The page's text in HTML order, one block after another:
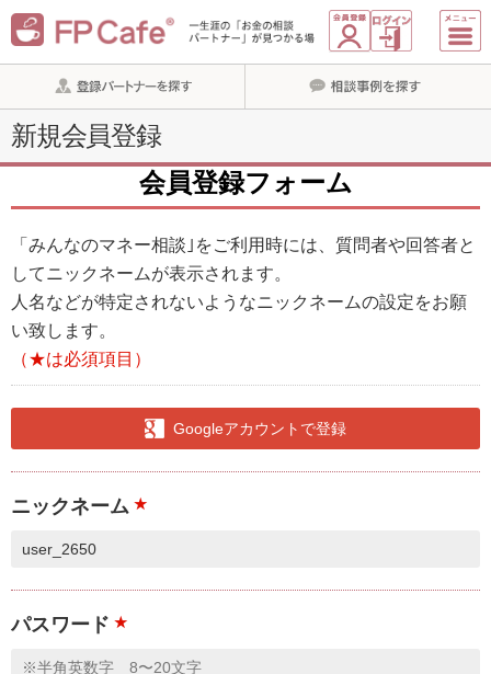
新規会員登録
会員登録フォーム
「みんなのマネー相談｣をご利用時には、質問者や回答者と
してニックネームが表示されます。
人名などが特定されないようなニックネームの設定をお願
い致します。
（★は必須項目）
Googleアカウントで登録
ニックネーム ★
パスワード ★